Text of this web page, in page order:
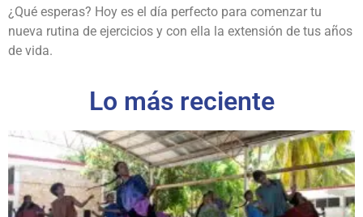
¿Qué esperas? Hoy es el día perfecto para comenzar tu
nueva rutina de ejercicios y con ella la extensión de tus años
de vida.
Lo más reciente